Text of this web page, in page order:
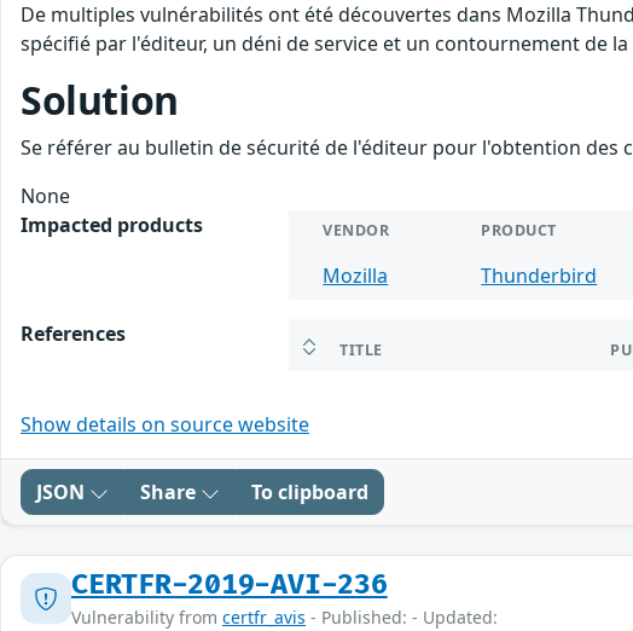
De multiples vulnérabilités ont été découvertes dans Mozilla
spécifié par l'éditeur, un déni de service et un contournement de
Solution
Se référer au bulletin de sécurité de l'éditeur pour l'obtention des
None
Impacted products
VENDOR PRODUCT
Mozilla Thunderbird
References
TITLE
Show details on source website
JSON Share To clipboard
CERTFR-2019-AVI-236
Vulnerability from certfr_avis - Published: - Updated: